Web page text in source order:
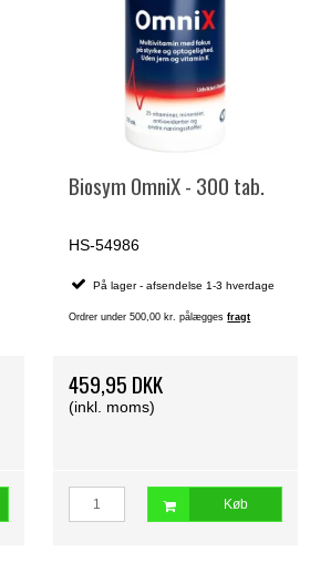
Biosym OmniX - 300 tab.
HS-54986
På lager - afsendelse 1-3 hverdage
Ordrer under 500,00 kr. pålæggesfragt
459,95 DKK
(inkl. moms)
Køb